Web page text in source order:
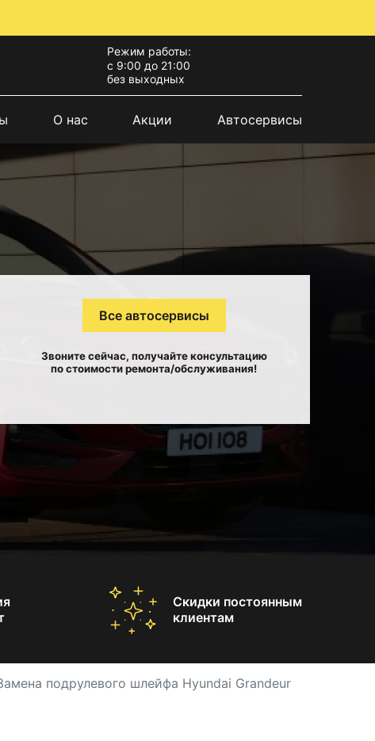
Режим работы:
с 9:00 до 21:00
без выходных
О нас Акции Автосервисы
Все автосервисы
Звоните сейчас, получайте консультацию
по стоимости ремонта/обслуживания!
Скидки постоянным
клиентам
подрулевого шлейфа Hyundai Grandeur